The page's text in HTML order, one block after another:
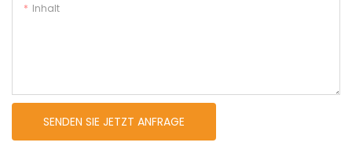
Inhalt
SENDEN SIE JETZT ANFRAGE